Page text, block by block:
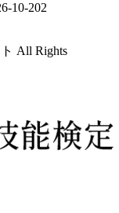
10-202
All Rights